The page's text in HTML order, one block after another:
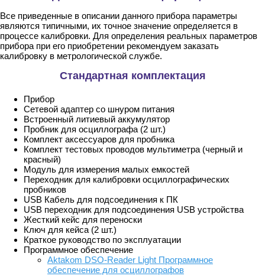
Все приведенные в описании данного прибора параметры
являются типичными, их точное значение определяется в
процессе калибровки. Для определения реальных параметров
прибора при его приобретении рекомендуем заказать
калибровку в метрологической службе.
Стандартная комплектация
Прибор
Сетевой адаптер со шнуром питания
Встроенный литиевый аккумулятор
Пробник для осциллографа (2 шт.)
Комплект аксессуаров для пробника
Комплект тестовых проводов мультиметра (черный и
красный)
Модуль для измерения малых емкостей
Переходник для калибровки осциллографических
пробников
USB Кабель для подсоединения к ПК
USB переходник для подсоединения USB устройства
Жесткий кейс для переноски
Ключ для кейса (2 шт.)
Краткое руководство по эксплуатации
Программное обеспечение
Aktakom DSO-Reader Light Программное
обеспечение для осциллографов